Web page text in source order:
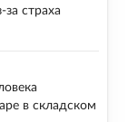
за страха
в складском